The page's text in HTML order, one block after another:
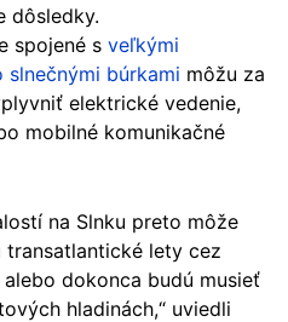
dôsledky.
spojené s veľkými
slnečnými búrkami môžu za
elektrické vedenie,
mobilné komunikačné
na Slnku preto môže
transatlantické lety cez
dokonca budú musieť
hladinách,“ uviedli